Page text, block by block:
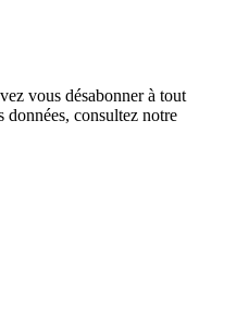
vous désabonner à tout
données, consultez notre